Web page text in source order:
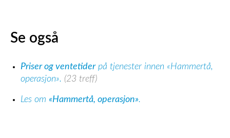
Se også
Priser og ventetiderpå tjenester innen «Hammertå,
operasjon». (23 treff)
Les om «Hammertå, operasjon».